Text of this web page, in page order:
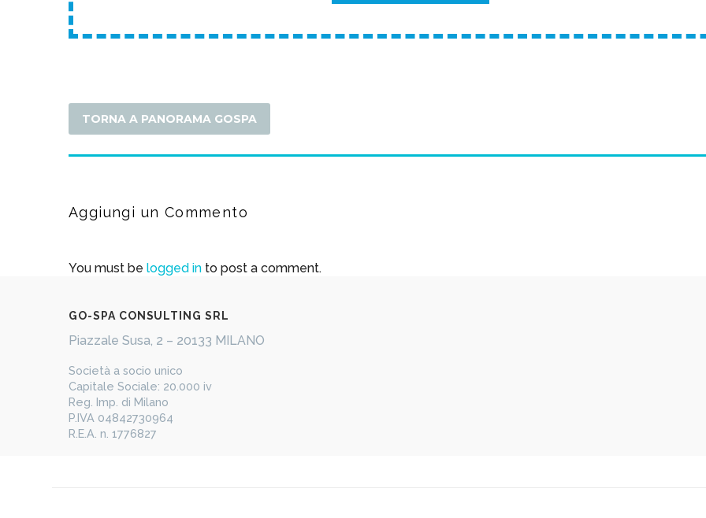
TORNA A PANORAMA GOSPA
Aggiungi un Commento
You must be logged in to post a comment.
​GO-​​SPA CONSULTING SRL
Piazzale Susa, 2 – 20133 MILANO
​Società a socio unico
Capitale Sociale: 20.000 iv
Reg. Imp. di Milano
P.IVA 04842730964
R.E.A. n. 1776827